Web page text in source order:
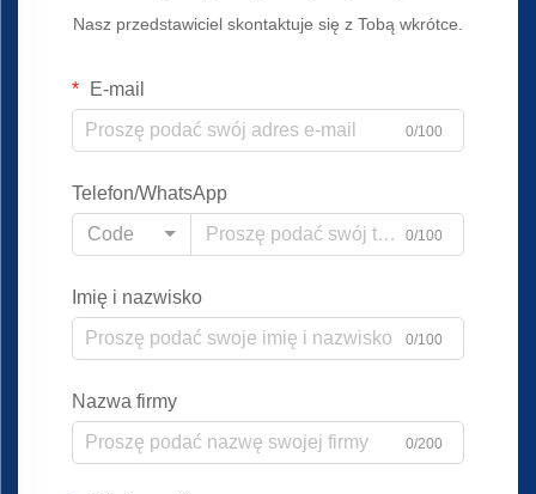
Nasz przedstawiciel skontaktuje się z Tobą wkrótce.
E-mail
0/100
Telefon/WhatsApp
Code
0/100
Imię i nazwisko
0/100
Nazwa firmy
0/200